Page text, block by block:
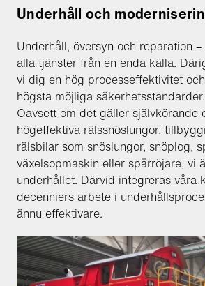
Underhåll och
Underhåll, översyn och reparation
alla tjänster från en enda källa.
vi dig en hög processeffektivitet
högsta möjliga säkerhetsstandarder.
Oavsett om det gäller självkörande
högeffektiva rälssnöslungor,
rälsbilar som snöslungor, snöplog,
växelsopmaskin eller spårröjare, vi
underhållet. Därvid integreras våra
decenniers arbete i
ännu effektivare.